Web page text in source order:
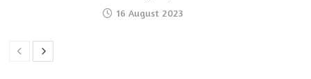
16 August 2023